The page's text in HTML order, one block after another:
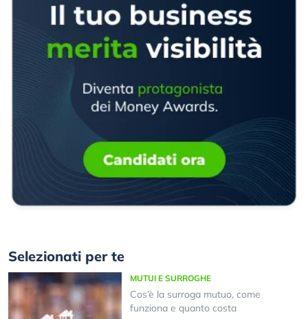
Selezionati per te
MUTUI E SURROGHE
Cos’è la surroga mutuo, come
funziona e quanto costa